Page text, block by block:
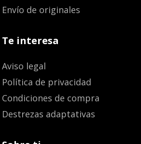
Envío de originales
Te interesa
Aviso legal
Política de privacidad
Condiciones de compra
Destrezas adaptativas